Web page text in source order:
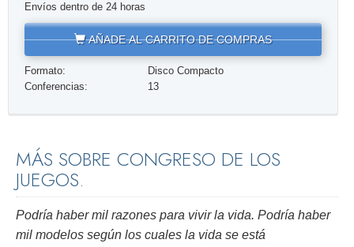
Envíos dentro de 24 horas
AÑADE AL CARRITO DE COMPRAS
Formato:
Disco Compacto
Conferencias:
13
MÁS SOBRE CONGRESO DE LOS
JUEGOS.
Podría haber mil razones para vivir la vida. Podría haber
mil modelos según los cuales la vida se está